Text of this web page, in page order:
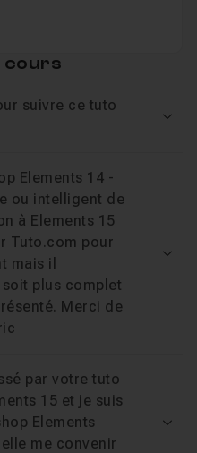
cours
suivre ce tuto
Elements 14 -
ou intelligent de
à Elements 15
Tuto.com pour
mais il
plus complet
Merci de
par votre tuto
15 et je suis
Elements
me convenir